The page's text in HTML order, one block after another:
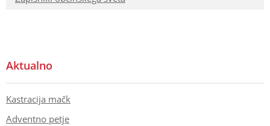
Aktualno
Kastracija mačk
Adventno petje